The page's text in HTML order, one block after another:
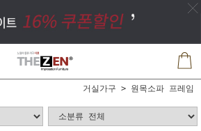
거실가구 원목소파 프레임